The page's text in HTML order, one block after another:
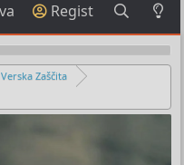
Regist
Verska Zaščita